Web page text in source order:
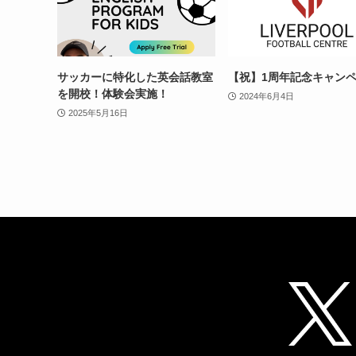
サッカーに特化した英会話教室
を開校！体験会実施！
2025年5月16日
【祝】1周年記念キャン
2024年6月4日